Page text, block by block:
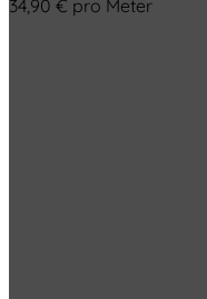
34,90 € pro Meter